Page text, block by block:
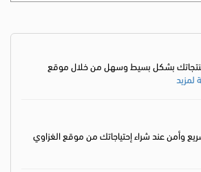
بشكل بسيط وسهل من خلال موقع
لمزيد
وأمن عند شراء إحتياجاتك من موقع الغزاوي